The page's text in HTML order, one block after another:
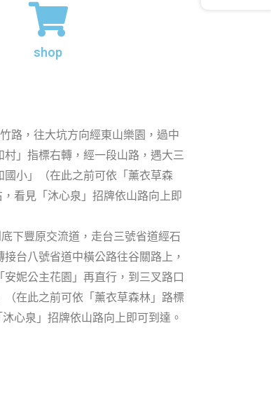
shop
路，往大坑方向經東山樂園，過中
」指標右轉，經一段山路，遇大三
小」（在此之前可依「薰衣草森
看見「沐心泉」招牌依山路向上即
下豐原交流道，走台三號省道經石
台八號省道中橫公路往谷關路上，
妮公主花園」再直行，到三叉路口
在此之前可依「薰衣草森林」路標
心泉」招牌依山路向上即可到達。